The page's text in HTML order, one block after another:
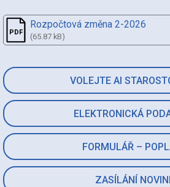
VOLEJTE AI
ELEKTRONICKÁ
FORMULÁŘ –
ZASÍLÁNÍ
Rozpočtová změna 2-2026
(65.87 kB)